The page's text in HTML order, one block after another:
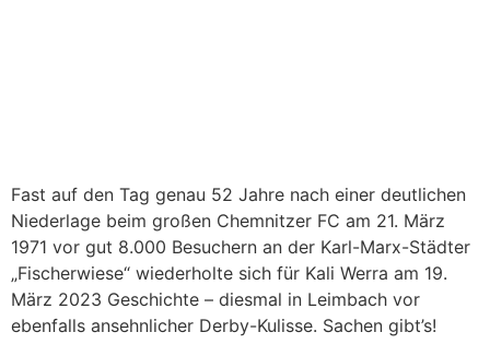
Fast auf den Tag genau 52 Jahre nach einer deutlichen
Niederlage beim großen Chemnitzer FC am 21. März
1971 vor gut 8.000 Besuchern an der Karl-Marx-Städter
„Fischerwiese“ wiederholte sich für Kali Werra am 19.
März 2023 Geschichte – diesmal in Leimbach vor
ebenfalls ansehnlicher Derby-Kulisse. Sachen gibt’s!